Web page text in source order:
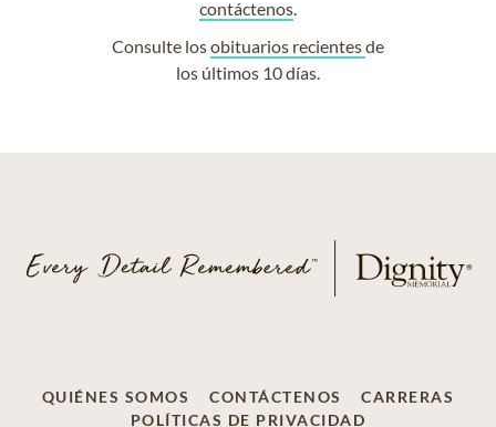
contáctenos.
Consulte losobituarios recientesde
los últimos 10 días.
QUIÉNES SOMOS CONTÁCTENOS
CARRERAS
POLÍTICAS DE PRIVACIDAD